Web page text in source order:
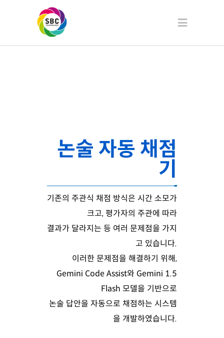
논술 자동 채점
기
기존의 주관식 채점 방식은 시간 소모가
크고, 평가자의 주관에 따라
결과가 달라지는 등 여러 문제점을 가지
고 있습니다.
이러한 문제점을 해결하기 위해,
Gemini Code Assist와 Gemini 1.5
Flash 모델을 기반으로
논술 답안을 자동으로 채점하는 시스템
을 개발하였습니다.